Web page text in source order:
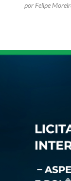
por Felipe